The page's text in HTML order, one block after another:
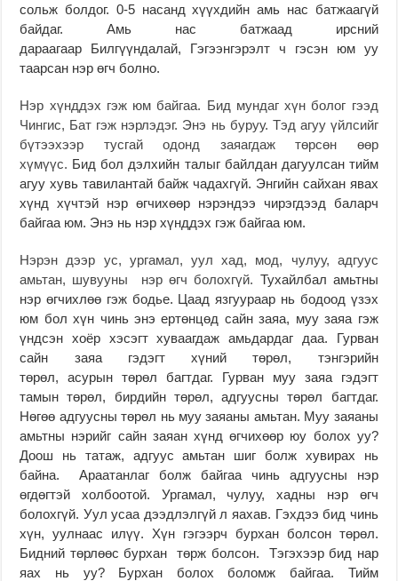
сольж болдог. 0-5 насанд хүүхдийн амь нас батжаагүй
байдаг. Амь нас батжаад ирсний
дараагаар Билгүүндалай, Гэгээнгэрэлт ч гэсэн юм уу
таарсан нэр өгч болно.
Нэр хүнддэх гэж юм байгаа. Бид мундаг хүн болог гээд
Чингис, Бат гэж нэрлэдэг. Энэ нь буруу. Тэд агуу үйлсийг
бүтээхээр тусгай одонд заяагдаж төрсөн өөр
хүмүүс. Бид бол дэлхийн талыг байлдан дагуулсан тийм
агуу хувь тавилантай байж чадахгүй. Энгийн сайхан явах
хүнд хүчтэй нэр өгчихөөр нэрэндээ чирэгдээд баларч
байгаа юм. Энэ нь нэр хүнддэх гэж байгаа юм.
Нэрэн дээр ус, ургамал, уул хад, мод, чулуу, адгуус
амьтан, шувууны нэр өгч болохгүй. Тухайлбал амьтны
нэр өгчихлөө гэж бодье. Цаад язгуураар нь бодоод үзэх
юм бол хүн чинь энэ ертөнцөд сайн заяа, муу заяа гэж
үндсэн хоёр хэсэгт хуваагдаж амьдардаг даа. Гурван
сайн заяа гэдэгт хүний төрөл, тэнгэрийн
төрөл, асурын төрөл багтдаг. Гурван муу заяа гэдэгт
тамын төрөл, бирдийн төрөл, адгуусны төрөл багтдаг.
Нөгөө адгуусны төрөл нь муу заяаны амьтан. Муу заяаны
амьтны нэрийг сайн заяан хүнд өгчихөөр юу болох уу?
Доош нь татаж, адгуус амьтан шиг болж хувирах нь
байна. Араатанлаг болж байгаа чинь адгуусны нэр
өгдөгтэй холбоотой. Ургамал, чулуу, хадны нэр өгч
болохгүй. Уул усаа дээдлэлгүй л яахав. Гэхдээ бид чинь
хүн, уулнаас илүү. Хүн гэгээрч бурхан болсон төрөл.
Бидний төрлөөс бурхан төрж болсон. Тэгэхээр бид нар
яах нь уу? Бурхан болох боломж байгаа. Тийм